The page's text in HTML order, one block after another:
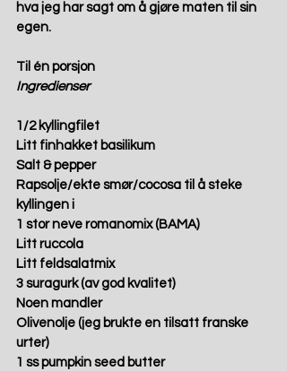
hva jeg har sagt om å gjøre maten til sin
egen.
Til én porsjon
Ingredienser
1/2 kyllingfilet
Litt finhakket basilikum
Salt & pepper
Rapsolje/ekte smør/cocosa til å steke
kyllingen i
1 stor neve romanomix (BAMA)
Litt ruccola
Litt feldsalatmix
3 suragurk (av god kvalitet)
Noen mandler
Olivenolje (jeg brukte en tilsatt franske
urter)
1 ss pumpkin seed butter